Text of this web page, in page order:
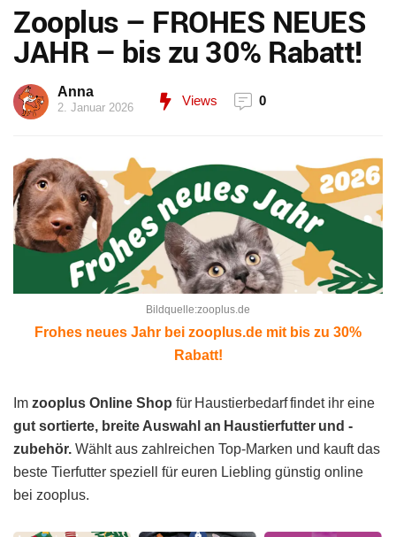
Zooplus – FROHES NEUES
JAHR – bis zu 30% Rabatt!
Anna
2. Januar 2026 Views 0
Bildquelle:zooplus.de
Frohes neues Jahr bei zooplus.de mit bis zu 30%
Rabatt!
Im zooplus Online Shop für Haustierbedarf findet ihr eine
gut sortierte, breite Auswahl an Haustierfutter und -
zubehör. Wählt aus zahlreichen Top-Marken und kauft das
beste Tierfutter speziell für euren Liebling günstig online
bei zooplus.